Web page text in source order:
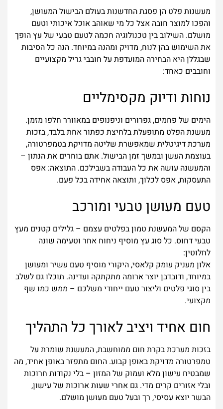
מעשנות פלט הן פסגת החדשנות בעולם הבישול המעושן,
והפכו למוצר חובה אצל כל מי שאוהב אוכל איכותי וטעם
מושלם. השילוב בין טכנולוגיה חכמה לטעם טבעי של עץ הופך
את השימוש בהן לנוח, מדויק ומהנה במיוחד. הנה כל הסיבות
שבגללן היא הבחירה המועדפת על חובבי גריל מקצועיים
וחובבים כאחד:
נוחות ודיוק מקסימליים
הימים של פחמים, גפרורים וניפנופים במאוורר חלפו מזמן.
מעשנת הפלט מתופעלת בלחיצת כפתור אחת בלבד, בזכות
מערכת דיגיטלית שמאפשרת שליטה מדויקת בטמפרטורה,
בעוצמת העשן ובמשך זמן הבישול. אתם בוחרים את הנתון –
והמעשנה עושה את כל העבודה בשבילכם. התוצאה: אפס
התעסקות, אפס לכלוך, ותוצאה אחידה בכל פעם.
טעם מעושן טבעי ומורכב
הקסם של המעשנת טמון בפלטים עצמם – גלילים קטנים מעץ
טבעי דחוס. כל סוג עץ מוסיף ניחוח אחר וטעימה שונה
לחלוטין:
אלון מעניק עומק קלאסי, היקורי מוסיף טעם עשיר ומעושן
במיוחד, ודובדבן יוצר ארומה מתקתקה ועדינה. תוכלו גם לשלב
בין סוגי פלטים וליצור טעם ייחודי משלכם – ממש כמו שף
מקצועי.
חום אחיד ויציב לאורך כל התהליך
בזכות מערכת בקרת חום ממוחשבת, המעשנת שומרת על
טמפרטורה מדויקת באופן קבוע. החום מתפזר באופן אחיד, מה
שמבטיח עישון מלא ועמוק של המזון – בלי נקודות חרוכות
ובלי אזורים קרים מדי. גם אחרי שעות ארוכות של עישון,
הבשר יוצא עסיסי, רך ובעל טעם מעושן מושלם.